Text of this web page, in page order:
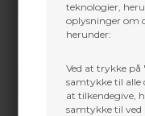
teknologier,
oplysninger om
herunder:
Ved at trykke på
samtykke til alle
at tilkendegive,
samtykke til ved